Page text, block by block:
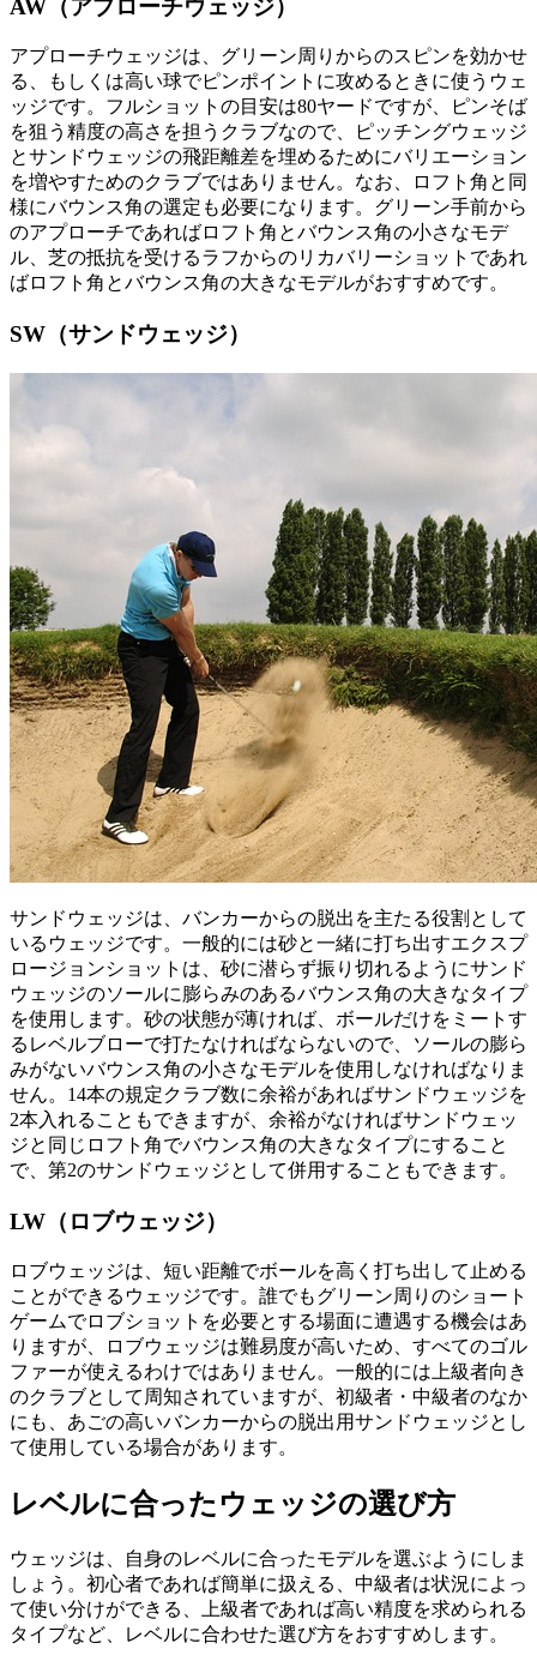
AW（アプローチウェッジ）
アプローチウェッジは、グリーン周りからのスピンを効かせ
る、もしくは高い球でピンポイントに攻めるときに使うウェ
ッジです。フルショットの目安は80ヤードですが、ピンそば
を狙う精度の高さを担うクラブなので、ピッチングウェッジ
とサンドウェッジの飛距離差を埋めるためにバリエーション
を増やすためのクラブではありません。なお、ロフト角と同
様にバウンス角の選定も必要になります。グリーン手前から
のアプローチであればロフト角とバウンス角の小さなモデ
ル、芝の抵抗を受けるラフからのリカバリーショットであれ
ばロフト角とバウンス角の大きなモデルがおすすめです。
SW（サンドウェッジ）
サンドウェッジは、バンカーからの脱出を主たる役割として
いるウェッジです。一般的には砂と一緒に打ち出すエクスプ
ロージョンショットは、砂に潜らず振り切れるようにサンド
ウェッジのソールに膨らみのあるバウンス角の大きなタイプ
を使用します。砂の状態が薄ければ、ボールだけをミートす
るレベルブローで打たなければならないので、ソールの膨ら
みがないバウンス角の小さなモデルを使用しなければなりま
せん。14本の規定クラブ数に余裕があればサンドウェッジを
2本入れることもできますが、余裕がなければサンドウェッ
ジと同じロフト角でバウンス角の大きなタイプにすること
で、第2のサンドウェッジとして併用することもできます。
LW（ロブウェッジ）
ロブウェッジは、短い距離でボールを高く打ち出して止める
ことができるウェッジです。誰でもグリーン周りのショート
ゲームでロブショットを必要とする場面に遭遇する機会はあ
りますが、ロブウェッジは難易度が高いため、すべてのゴル
ファーが使えるわけではありません。一般的には上級者向き
のクラブとして周知されていますが、初級者・中級者のなか
にも、あごの高いバンカーからの脱出用サンドウェッジとし
て使用している場合があります。
レベルに合ったウェッジの選び方
ウェッジは、自身のレベルに合ったモデルを選ぶようにしま
しょう。初心者であれば簡単に扱える、中級者は状況によっ
て使い分けができる、上級者であれば高い精度を求められる
タイプなど、レベルに合わせた選び方をおすすめします。